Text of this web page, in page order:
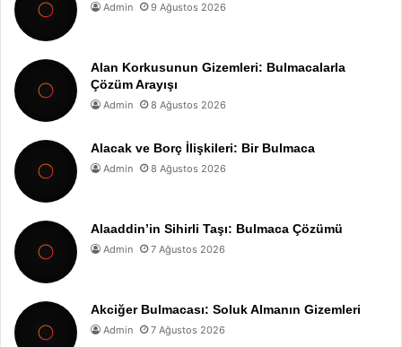
Admin 9 Ağustos 2026
Alan Korkusunun Gizemleri: Bulmacalarla
Çözüm Arayışı
Admin 8 Ağustos 2026
Alacak ve Borç İlişkileri: Bir Bulmaca
Admin 8 Ağustos 2026
Alaaddin’in Sihirli Taşı: Bulmaca Çözümü
Admin 7 Ağustos 2026
Akciğer Bulmacası: Soluk Almanın Gizemleri
Admin 7 Ağustos 2026